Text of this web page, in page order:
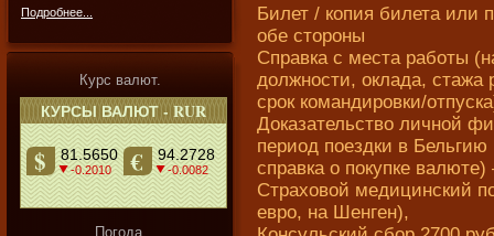
Билет / копия билета или
обе стороны
Справка с места работы
должности, оклада, стажа
срок командировки/
Доказательство личной
период поездки в Бельгию
справка о покупке
Страховой медицинский
евро, на Шенген),
Подробнее...
Курс валют.
Погода.